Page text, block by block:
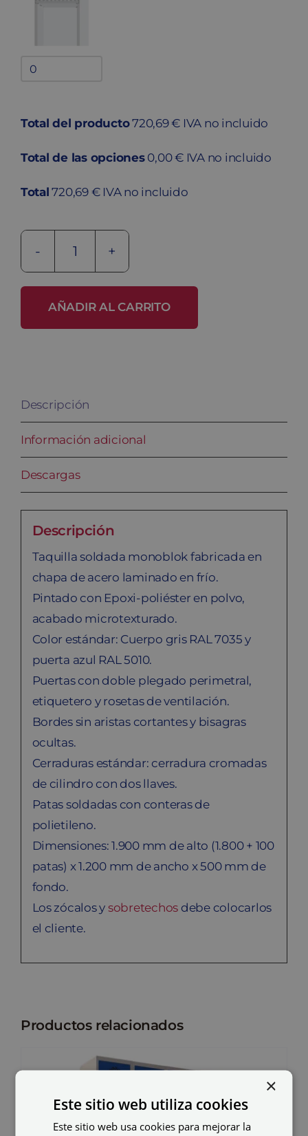
Bandejas
Total del producto720,69 € IVA no incluido
Total de las opciones 0,00 € IVA no incluido
Total 720,69 € IVA no incluido
Taquilla
soldada
AÑADIR AL CARRITO
Descripción
Información adicional
Descargas
Descripción
Taquilla soldada monoblok fabricada en
chapa de acero laminado en frío.
Pintado con Epoxi-poliéster en polvo,
acabado microtexturado.
Color estándar: Cuerpo gris RAL 7035 y
puerta azul RAL 5010.
Puertas con doble plegado perimetral,
etiquetero y rosetas de ventilación.
Bordes sin aristas cortantes y bisagras
ocultas.
Cerraduras estándar: cerradura cromadas
de cilindro con dos llaves.
Patas soldadas con conteras de
polietileno.
Dimensiones: 1.900 mm de alto (1.800 + 100
patas) x 1.200 mm de ancho x 500 mm de
fondo.
Los zócalos y sobretechos debe colocarlos
el cliente.
Productos relacionados
×
Este sitio web utiliza cookies
Este sitio web usa cookies para mejorar la